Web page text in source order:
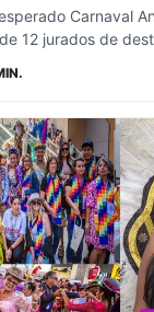
Carnaval
12 jurados de